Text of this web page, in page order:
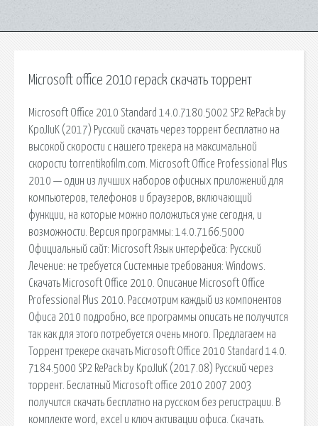
Microsoft office 2010 repack скачать торрент
Microsoft Office 2010 Standard 14.0.7180.5002 SP2 RePack by
KpoJIuK (2017) Русский скачать через торрент бесплатно на
высокой скорости с нашего трекера на максимальной
скорости torrentikofilm.com. Microsoft Office Professional Plus
2010 — один из лучших наборов офисных приложений для
компьютеров, телефонов и браузеров, включающий
функции, на которые можно положиться уже сегодня, и
возможности. Версия программы: 14.0.7166.5000
Официальный сайт: Microsoft Язык интерфейса: Русский
Лечение: не требуется Системные требования: Windows.
Скачать Microsoft Office 2010. Описание Microsoft Office
Professional Plus 2010. Рассмотрим каждый из компонентов
Офиса 2010 подробно, все программы описать не получится
так как для этого потребуется очень много. Предлагаем на
Торрент трекере скачать Microsoft Office 2010 Standard 14.0.
7184.5000 SP2 RePack by KpoJIuK (2017.08) Русский через
торрент. Беслатный Microsoft office 2010 2007 2003
получится скачать бесплатно на русском без регистрации. В
комплекте word, excel и ключ активации офиса. Скачать.